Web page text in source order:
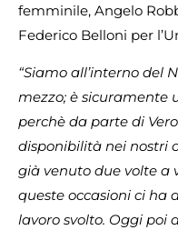
femminile, Angelo
Federico Belloni per
“Siamo all’interno del
mezzo; è sicuramente
perchè da parte di
disponibilità nei nostri
già venuto due volte a
queste occasioni ci ha
lavoro svolto. Oggi poi